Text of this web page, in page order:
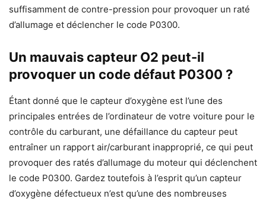
suffisamment de contre-pression pour provoquer un raté
d’allumage et déclencher le code P0300.
Un mauvais capteur O2 peut-il
provoquer un code défaut P0300 ?
Étant donné que le capteur d’oxygène est l’une des
principales entrées de l’ordinateur de votre voiture pour le
contrôle du carburant, une défaillance du capteur peut
entraîner un rapport air/carburant inapproprié, ce qui peut
provoquer des ratés d’allumage du moteur qui déclenchent
le code P0300. Gardez toutefois à l’esprit qu’un capteur
d’oxygène défectueux n’est qu’une des nombreuses